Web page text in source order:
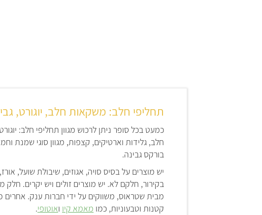
תחליפי חלב: משקאות חלב, יוגורט,
כמעט בכל סופר ניתן לרכוש מגוון תחליפי חלב:
חלב, גלידות וארטיקים, קצפות, מגוון סוגי שמנת
בורקס גבינה.
יש מוצרים על בסיס סויה, אגוזים, שיבולת שועל,
בקירור, חלקם לא. יש מוצרים זולים ויש יקרים. חלק
מבית שטראוס, משווקים על ידי חברות ענק. אחרים
קטנות וטבעוניות, כמו מאמא קיו ואוטופי.